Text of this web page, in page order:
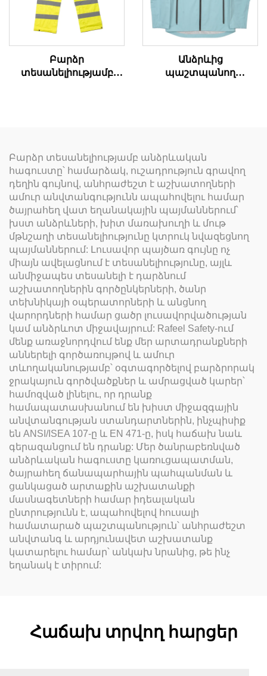
Բարձր
տեսանելիությամբ
Անձրևից
պաշտպանող
Բարձր տեսանելիությամբ անձրևական
հագուստը՝ համարձակ, ուշադրություն գրավող
դեղին գույնով, անհրաժեշտ է աշխատողների
ամուր անվտանգությունն ապահովելու համար
ծայրահեղ վատ եղանակային պայմաններում՝
խստ անձրևների, խիտ մառախուղի և մութ
մթնշաղի տեսանելիությունը կտրուկ նվազեցնող
պայմաններում: Լուսավոր պայծառ գույնը ոչ
միայն ավելացնում է տեսանելիությունը, այլև
անմիջապես տեսանելի է դարձնում
աշխատողներին գործընկերների, ծանր
տեխնիկայի օպերատորների և անցնող
վարորդների համար ցածր լուսավորվածության
կամ անձրևոտ միջավայրում: Rafeel Safety-ում
մենք առաջնորդվում ենք մեր արտադրանքների
աններելի գործառույթով և ամուր
տևողականությամբ՝ օգտագործելով բարձրորակ
ջրակայուն գործվածքներ և ամրացված կարեր՝
համոզված լինելու, որ դրանք
համապատասխանում են խիստ միջազգային
անվտանգության ստանդարտներին, ինչպիսիք
են ANSI/ISEA 107-ը և EN 471-ը, իսկ հաճախ նաև
գերազանցում են դրանք: Մեր ծանրաբեռնված
անձրևական հագուստը կառուցապատման,
ծայրահեղ ճանապարհային պահպանման և
ցանկացած արտաքին աշխատանքի
մասնագետների համար իդեալական
ընտրությունն է, ապահովելով հուսալի
համատարած պաշտպանություն՝ անհրաժեշտ
անվտանգ և արդյունավետ աշխատանք
կատարելու համար՝ անկախ նրանից, թե ինչ
եղանակ է տիրում:
Հաճախ տրվող հարցեր